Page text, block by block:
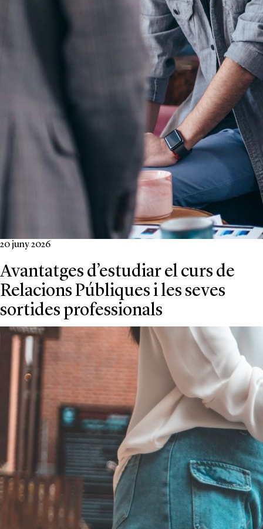
20 juny 2026
Avantatges d’estudiar el curs de
Relacions Públiques i les seves
sortides professionals